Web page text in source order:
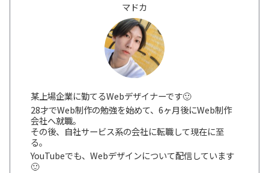
マドカ
某上場企業に勤てるWebデザイナーです🙂
28才でWeb制作の勉強を始めて、6ヶ月後にWeb制作
会社へ就職。
その後、自社サービス系の会社に転職して現在に至
る。
YouTubeでも、Webデザインについて配信しています
🙂